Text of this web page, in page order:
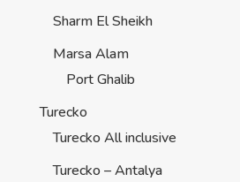
Sharm El Sheikh
Marsa Alam
Port Ghalib
Turecko
Turecko All inclusive
Turecko – Antalya